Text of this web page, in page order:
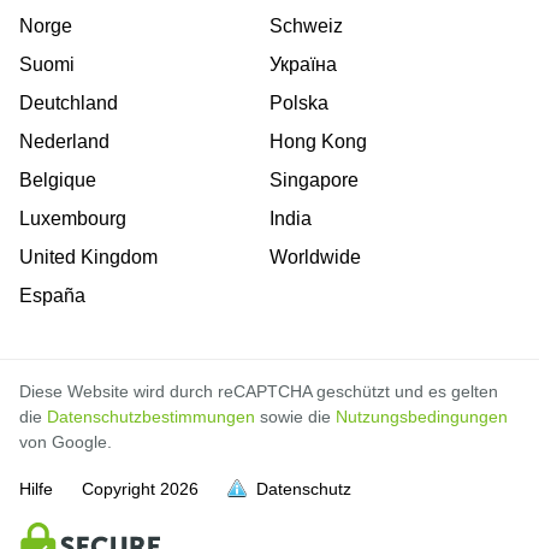
voll
voll
voll
voll
voll
voll
voll
voll
voll
voll
Norge
Suomi
Deutchland
Nederland
Belgique
Luxembourg
United Kingdom
España
Schweiz
Україна
Polska
Hong Kong
Singapore
India
Worldwide
Diese Website wird durch reCAPTCHA geschützt und es gelten
die Datenschutzbestimmungen sowie die Nutzungsbedingungen
von Google.
Hilfe Copyright 2026 Datenschutz